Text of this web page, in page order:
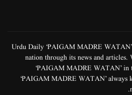
Urdu Daily ‘PAIGAM MADRE
nation through its news and
‘PAIGAM MADRE WATAN’ in
‘PAIGAM MADRE WATAN’ always